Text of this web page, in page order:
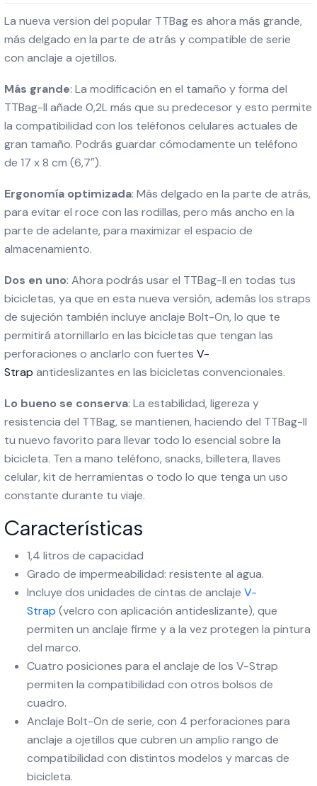
La nueva version del popular TTBag es ahora más grande,
más delgado en la parte de atrás y compatible de serie
con anclaje a ojetillos.
Más grande: La modificación en el tamaño y forma del
TTBag-II añade 0,2L más que su predecesor y esto permite
la compatibilidad con los teléfonos celulares actuales de
gran tamaño. Podrás guardar cómodamente un teléfono
de 17 x 8 cm (6,7″).
Ergonomía optimizada: Más delgado en la parte de atrás,
para evitar el roce con las rodillas, pero más ancho en la
parte de adelante, para maximizar el espacio de
almacenamiento.
Dos en uno: Ahora podrás usar el TTBag-II en todas tus
bicicletas, ya que en esta nueva versión, además los straps
de sujeción también incluye anclaje Bolt-On, lo que te
permitirá atornillarlo en las bicicletas que tengan las
perforaciones o anclarlo con fuertes V-
Strap antideslizantes en las bicicletas convencionales.
Lo bueno se conserva: La estabilidad, ligereza y
resistencia del TTBag, se mantienen, haciendo del TTBag-II
tu nuevo favorito para llevar todo lo esencial sobre la
bicicleta. Ten a mano teléfono, snacks, billetera, llaves
celular, kit de herramientas o todo lo que tenga un uso
constante durante tu viaje.
Características
1,4 litros de capacidad
Grado de impermeabilidad: resistente al agua.
Incluye dos unidades de cintas de anclaje V-
Strap (velcro con aplicación antideslizante), que
permiten un anclaje firme y a la vez protegen la pintura
del marco.
Cuatro posiciones para el anclaje de los V-Strap
permiten la compatibilidad con otros bolsos de
cuadro.
Anclaje Bolt-On de serie, con 4 perforaciones para
anclaje a ojetillos que cubren un amplio rango de
compatibilidad con distintos modelos y marcas de
bicicleta.